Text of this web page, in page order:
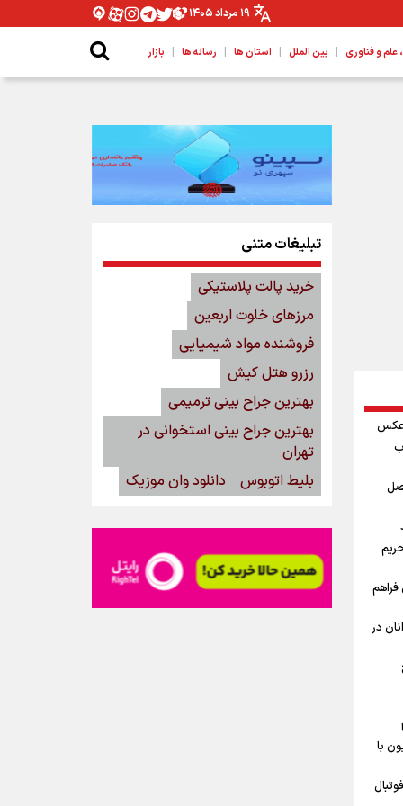
۱۹ مرداد ۱۴۰۵
و فناوری | بین الملل | استان ها | رسانه ها | بازار
عکس
در
با
تبلیغات متنی
خرید پالت پلاستیکی
مرزهای خلوت اربعین
فروشنده مواد شیمیایی
رزرو هتل کیش
بهترین جراح بینی ترمیمی
بهترین جراح بینی استخوانی در
تهران
بلیط اتوبوس
دانلود وان موزیک